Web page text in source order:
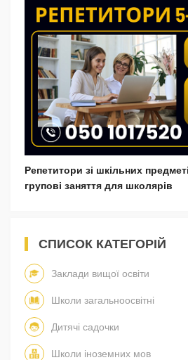
СПИСОК КАТЕГОРІЙ
Заклади вищої освіти
Школи загальноосвітні
Дитячі садочки
Школи іноземних мов
Репетитори зі шкільних
групові заняття для школярів